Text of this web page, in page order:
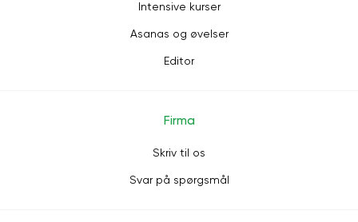
Intensive kurser
Asanas og øvelser
Editor
Firma
Skriv til os
Svar på spørgsmål